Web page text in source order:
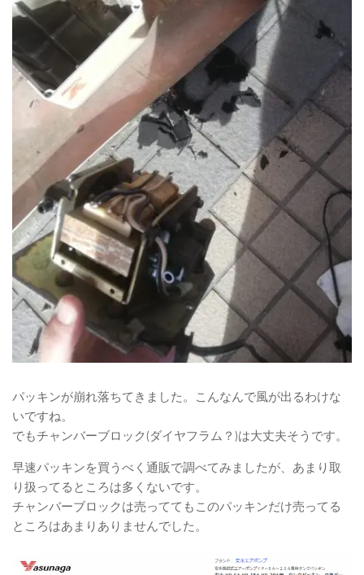
パッキンが崩れ落ちてきました。こんなんで風が出るわけな
いですね。
でもチャンバーブロック(ダイヤフラム？)は大丈夫そうです。
早速パッキンを買うべく通販で調べてみましたが、あまり取
り扱ってるところは多くないです。
チャンバーブロックは売っててもこのパッキンだけ売ってる
ところはあまりありませんでした。